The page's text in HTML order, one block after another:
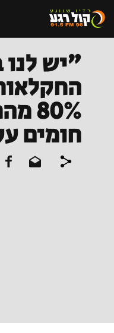
"יש לנו
חומים